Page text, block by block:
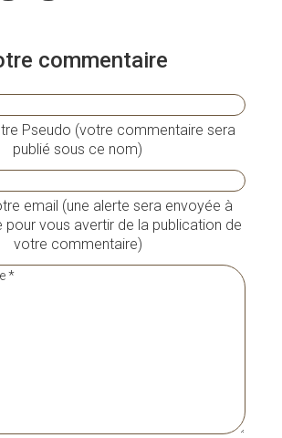
commentaire
Pseudo (votre commentaire sera
publié sous ce nom)
email (une alerte sera envoyée à
pour vous avertir de la publication de
votre commentaire)